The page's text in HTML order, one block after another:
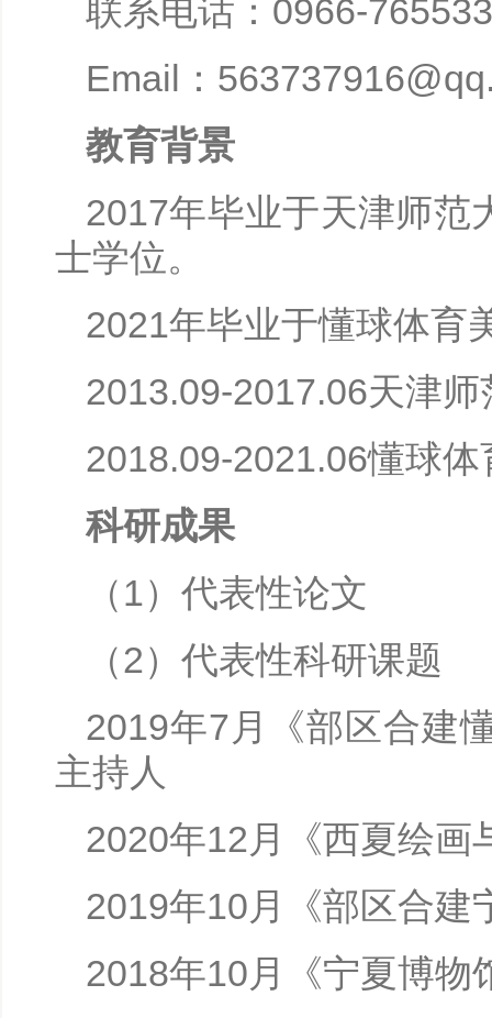
联系电话：0966-
Email：
教育背景
2017年毕业于天津师范
士学位。
2021年毕业于懂球体育
2013.09-2017.06天津师
2018.09-2021.06懂球体
科研成果
（1）代表性论文
（2）代表性科研课题
2019年7月《部区合建
主持人
2020年12月《西夏绘画
2019年10月《部区合建
2018年10月《宁夏博物